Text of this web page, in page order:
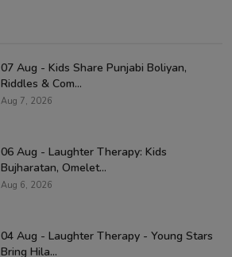
07 Aug - Kids Share Punjabi Boliyan,
Riddles & Com...
Aug 7, 2026
06 Aug - Laughter Therapy: Kids
Bujharatan, Omelet...
Aug 6, 2026
04 Aug - Laughter Therapy - Young Stars
Bring Hila...